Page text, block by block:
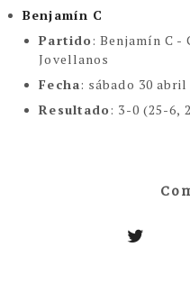
Benjamín C
Partido: Benjamín C -
Jovellanos
Fecha: sábado 30 abril
Resultado: 3-0 (25-6,